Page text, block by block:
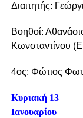
Διαιτητής:
Βοηθοί:
Κωνσταντίνου
4ος: Φώτιος
Κυριακή 13
Ιανουαρίου